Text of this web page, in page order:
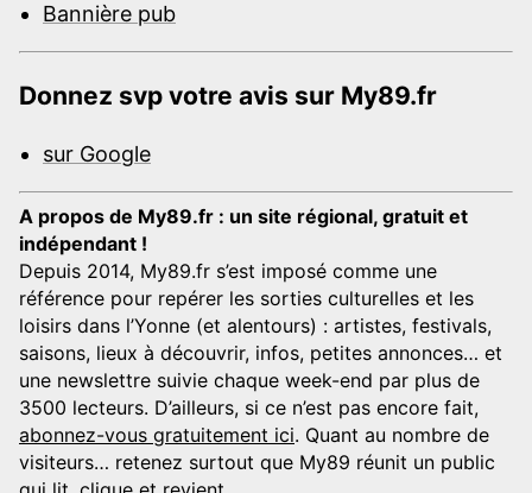
Bannière pub
Donnez svp votre avis sur My89.fr
sur Google
A propos de My89.fr : un site régional, gratuit et
indépendant !
Depuis 2014, My89.fr s’est imposé comme une
référence pour repérer les sorties culturelles et les
loisirs dans l’Yonne (et alentours) : artistes, festivals,
saisons, lieux à découvrir, infos, petites annonces… et
une newslettre suivie chaque week-end par plus de
3500 lecteurs. D’ailleurs, si ce n’est pas encore fait,
abonnez-vous gratuitement ici. Quant au nombre de
visiteurs… retenez surtout que My89 réunit un public